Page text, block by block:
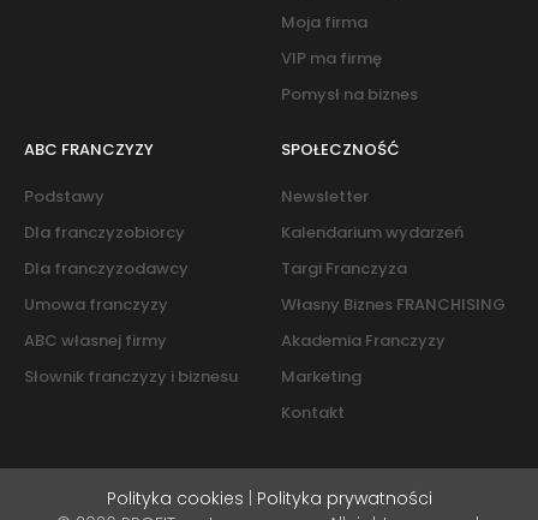
Moja firma
VIP ma firmę
Pomysł na biznes
ABC FRANCZYZY
Podstawy
Dla franczyzobiorcy
Dla franczyzodawcy
Umowa franczyzy
ABC własnej firmy
Słownik franczyzy i biznesu
SPOŁECZNOŚĆ
Newsletter
Kalendarium wydarzeń
Targi Franczyza
Własny Biznes FRANCHISING
Akademia Franczyzy
Marketing
Kontakt
Polityka cookies
Polityka prywatności